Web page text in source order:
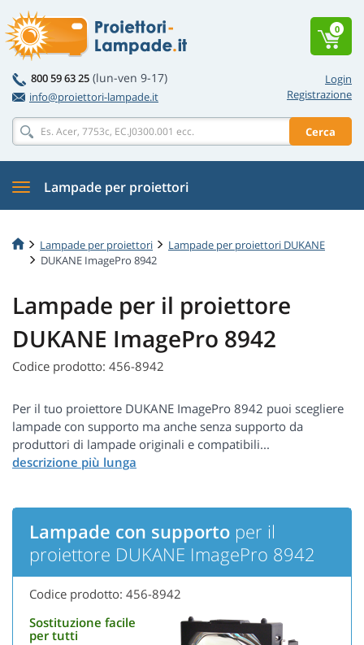
Login
Registrazione
800 59 63 25 (lun-ven 9-17)
info@proiettori-lampade.it
Cerca
0
Lampade per proiettori
Lampade per proiettori
Lampade per proiettori DUKANE
DUKANE ImagePro 8942
Lampade per il proiettore
DUKANE ImagePro 8942
Codice prodotto: 456-8942
Per il tuo proiettore DUKANE ImagePro 8942 puoi scegliere
lampade con supporto ma anche senza supporto da
produttori di lampade originali e compatibili...
Lampade con supporto per il
proiettore DUKANE ImagePro 8942
Codice prodotto: 456-8942
Sostituzione facile
per tutti